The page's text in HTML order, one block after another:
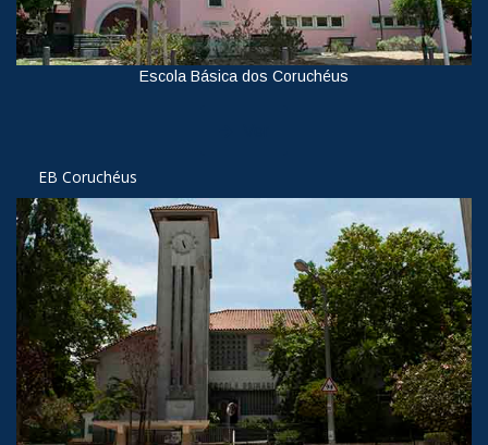
Escola Básica dos Coruchéus
EB Coruchéus